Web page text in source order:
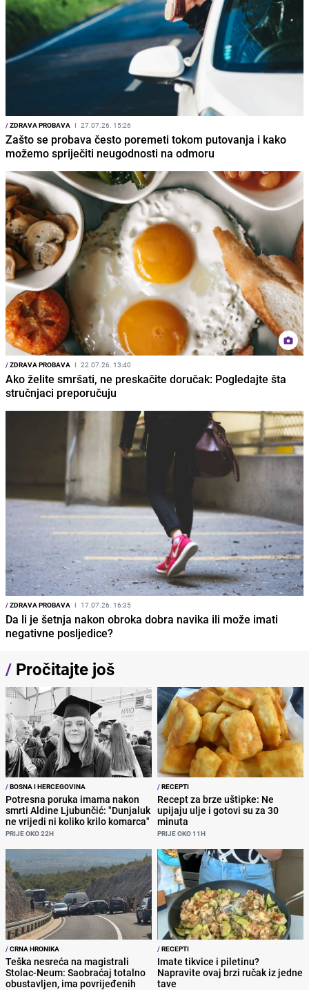
/ZDRAVA PROBAVA I 27.07.26. 15:26
Zašto se probava često poremeti tokom putovanja i kako
možemo spriječiti neugodnosti na odmoru
/ZDRAVA PROBAVA I 22.07.26. 13:40
Ako želite smršati, ne preskačite doručak: Pogledajte šta
stručnjaci preporučuju
/ZDRAVA PROBAVA I 17.07.26. 16:35
Da li je šetnja nakon obroka dobra navika ili može imati
negativne posljedice?
/ Pročitajte još
/BOSNA I HERCEGOVINA
Potresna poruka imama nakon
smrti Aldine Ljubunčić: "Dunjaluk
ne vrijedi ni koliko krilo komarca"
PRIJE OKO 22H
/RECEPTI
Recept za brze uštipke: Ne
upijaju ulje i gotovi su za 30
minuta
PRIJE OKO 11H
/CRNA HRONIKA
Teška nesreća na magistrali
Stolac-Neum: Saobraćaj totalno
obustavljen, ima povrijeđenih
/RECEPTI
Imate tikvice i piletinu?
Napravite ovaj brzi ručak iz jedne
tave